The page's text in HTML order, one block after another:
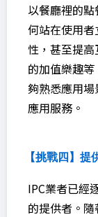
以餐廳裡的
何站在使用
性，甚至提
的加值樂趣
夠熟悉應用
應用服務。
【挑戰四】提
IPC業者已經
的提供者。